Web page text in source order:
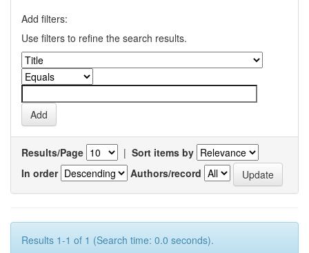
Add filters:
Use filters to refine the search results.
Results/Page | Sort items by
In order
Authors/record
Results 1-1 of 1 (Search time: 0.0 seconds).